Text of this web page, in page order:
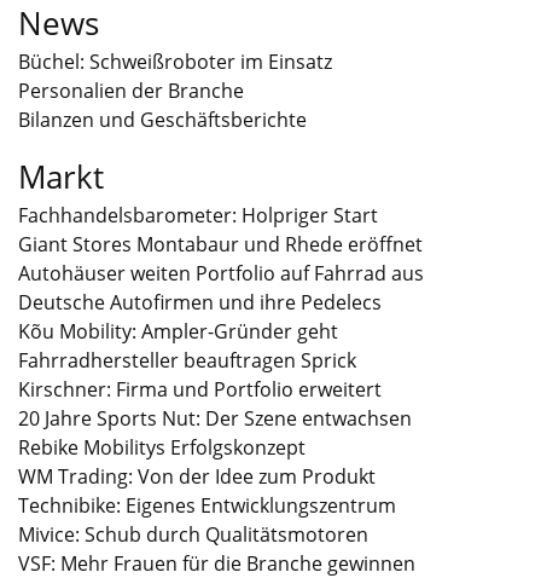
News
Büchel: Schweißroboter im Einsatz
Personalien der Branche
Bilanzen und Geschäftsberichte
Markt
Fachhandelsbarometer: Holpriger Start
Giant Stores Montabaur und Rhede eröffnet
Autohäuser weiten Portfolio auf Fahrrad aus
Deutsche Autofirmen und ihre Pedelecs
Kõu Mobility: Ampler-Gründer geht
Fahrradhersteller beauftragen Sprick
Kirschner: Firma und Portfolio erweitert
20 Jahre Sports Nut: Der Szene entwachsen
Rebike Mobilitys Erfolgskonzept
WM Trading: Von der Idee zum Produkt
Technibike: Eigenes Entwicklungszentrum
Mivice: Schub durch Qualitätsmotoren
VSF: Mehr Frauen für die Branche gewinnen